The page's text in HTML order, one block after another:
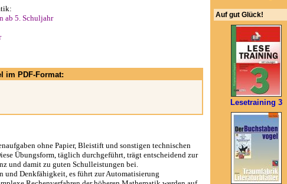
ab 5. Schuljahr
im PDF-Format:
ohne Papier, Bleistift und sonstigen technischen
Übungsform, täglich durchgeführt, trägt entscheidend zur
und damit zu guten Schulleistungen bei.
und Denkfähigkeit, es führt zur Automatisierung
Auf gut Glück!
Lesetraining 3